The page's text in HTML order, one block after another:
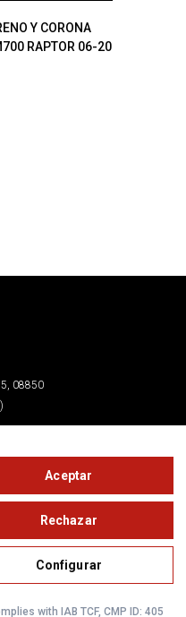
Y CORONA
RAPTOR 06-20
5, 08850
Configurar
Rechazar
Aceptar
with IAB TCF, CMP ID: 405